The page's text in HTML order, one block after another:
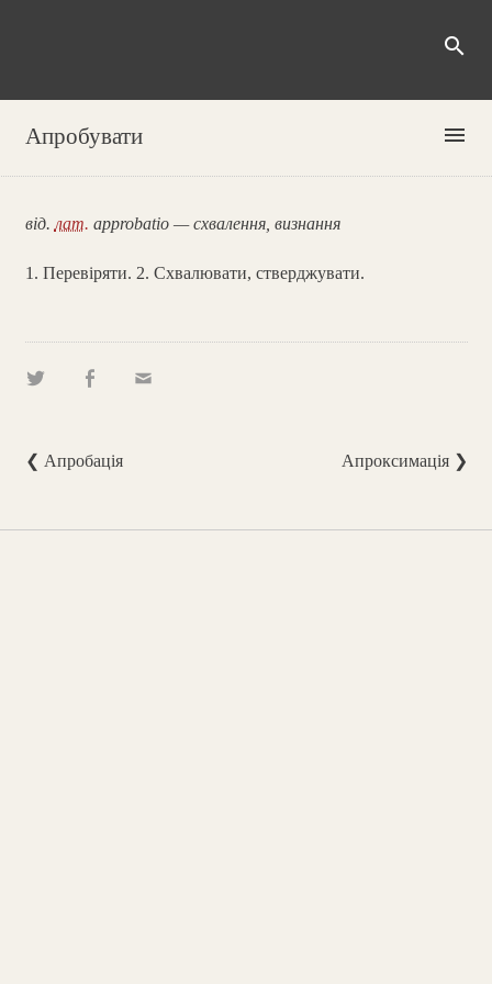
search
Апробувати menu
від. лат. approbatio — схвалення, визнання
1. Перевіряти. 2. Схвалювати, стверджувати.
❮ Апробація Апроксимація ❯